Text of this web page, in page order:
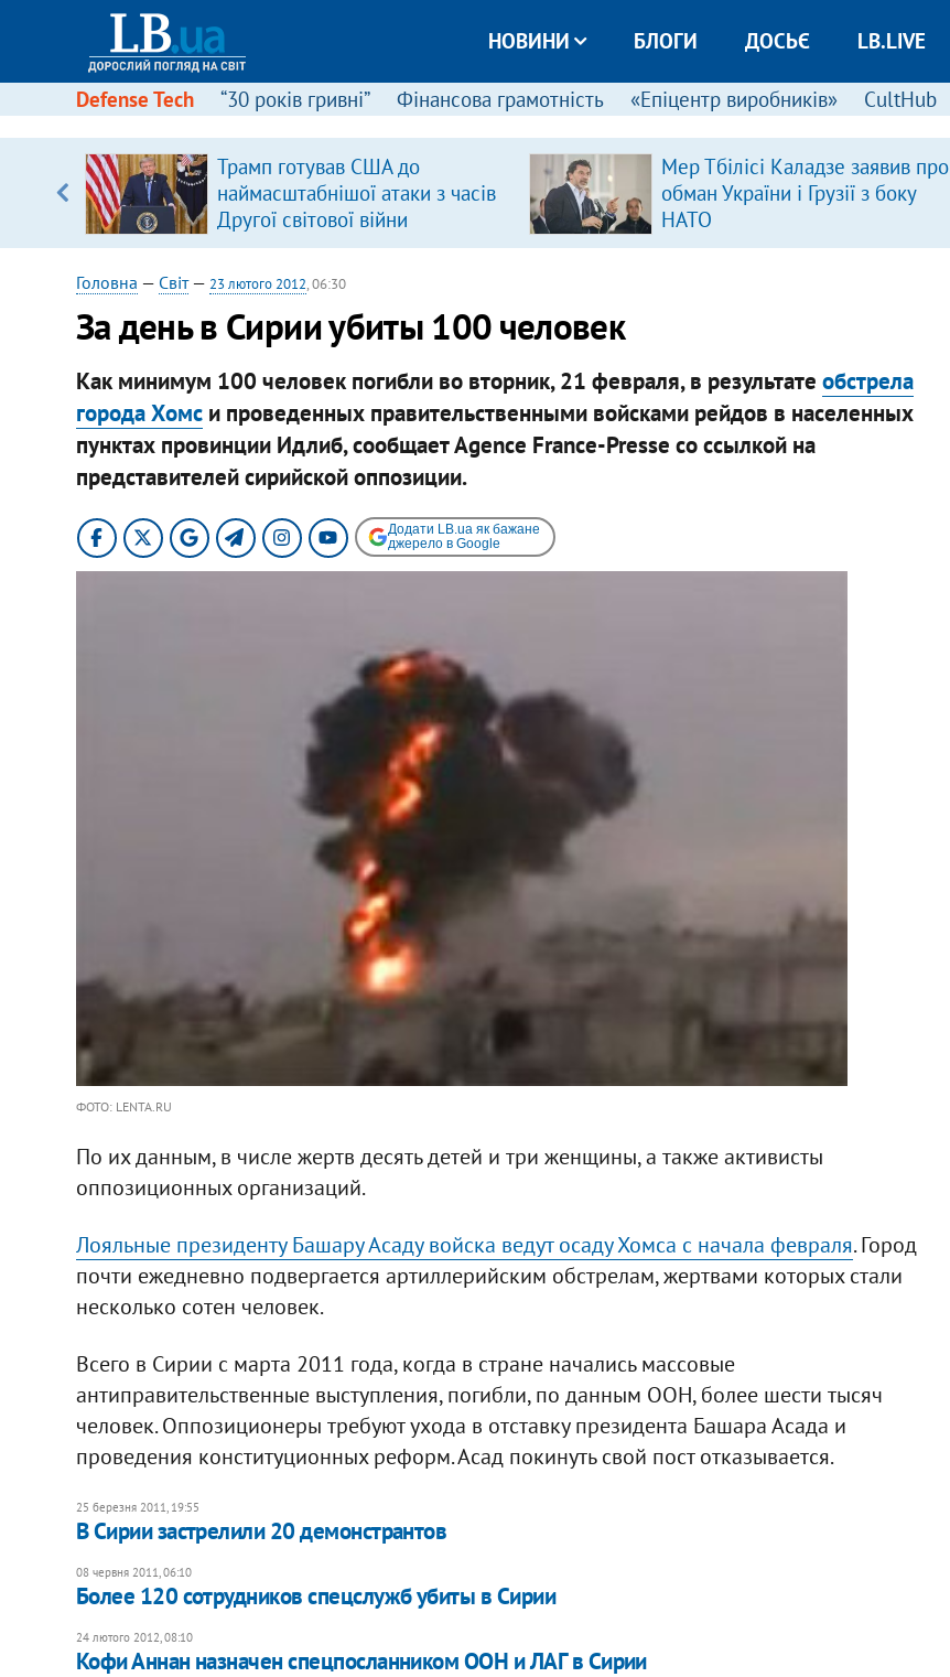
НОВИНИ БЛОГИ ДОСЬЄ LB.LIVE
Defense Tech “30 років гривні” Фінансова грамотність «Епіцентр виробників» CultHub
Трамп готував США до
наймасштабнішої атаки з часів
Другої світової війни
Мер Тбілісі Каладзе заявив про
обман України і Грузії з боку
НАТО
Головна — Світ— 23 лютого 2012, 06:30
За день в Сирии убиты 100 человек
Как минимум 100 человек погибли во вторник, 21 февраля, в результате обстрела
города Хомси проведенных правительственными войсками рейдов в населенных
пунктах провинции Идлиб, сообщает Agence France-Presse со ссылкой на
представителей сирийской оппозиции.
Додати LB.ua як бажане
джерело в Google
ФОТО: LENTA.RU
По их данным, в числе жертв десять детей и три женщины, а также активисты
оппозиционных организаций.
Лояльные президенту Башару Асаду войска ведут осаду Хомса с начала февраля. Город
почти ежедневно подвергается артиллерийским обстрелам, жертвами которых стали
несколько сотен человек.
Всего в Сирии с марта 2011 года, когда в стране начались массовые
антиправительственные выступления, погибли, по данным ООН, более шести тысяч
человек. Оппозиционеры требуют ухода в отставку президента Башара Асада и
проведения конституционных реформ. Асад покинуть свой пост отказывается.
25 березня 2011, 19:55
В Сирии застрелили 20 демонстрантов
08 червня 2011, 06:10
Более 120 сотрудников спецслужб убиты в Сирии
24 лютого 2012, 08:10
Кофи Аннан назначен спецпосланником ООН и ЛАГ в Сирии